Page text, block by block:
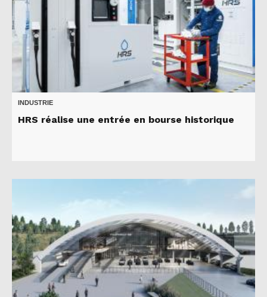
INDUSTRIE
HRS réalise une entrée en bourse historique